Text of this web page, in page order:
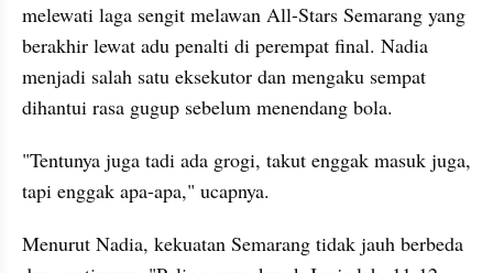
melewati laga sengit melawan All-Stars Semarang yang
berakhir lewat adu penalti di perempat final. Nadia
menjadi salah satu eksekutor dan mengaku sempat
dihantui rasa gugup sebelum menendang bola.
"Tentunya juga tadi ada grogi, takut enggak masuk juga,
tapi enggak apa-apa," ucapnya.
Menurut Nadia, kekuatan Semarang tidak jauh berbeda